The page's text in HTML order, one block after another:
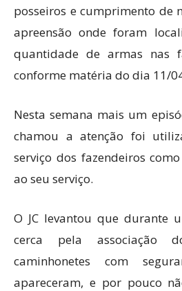
posseiros e cumprimento de
apreensão onde foram
quantidade de armas nas
conforme matéria do dia 11/
Nesta semana mais um
chamou a atenção foi
serviço dos fazendeiros
ao seu serviço.
O JC levantou que durante
cerca pela associação
caminhonetes com
apareceram, e por pouco